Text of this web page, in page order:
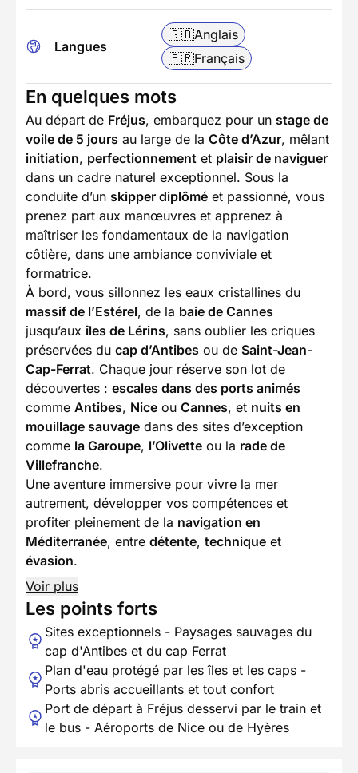
Langues
🇬🇧Anglais
🇫🇷Français
En quelques mots
Au départ de Fréjus, embarquez pour un stage de
voile de 5 jours au large de la Côte d’Azur, mêlant
initiation, perfectionnement et plaisir de naviguer
dans un cadre naturel exceptionnel. Sous la
conduite d’un skipper diplômé et passionné, vous
prenez part aux manœuvres et apprenez à
maîtriser les fondamentaux de la navigation
côtière, dans une ambiance conviviale et
formatrice.
À bord, vous sillonnez les eaux cristallines du
massif de l’Estérel, de la baie de Cannes
jusqu’auxîles de Lérins, sans oublier les criques
préservées du cap d’Antibes ou de Saint-Jean-
Cap-Ferrat. Chaque jour réserve son lot de
découvertes : escales dans des ports animés
comme Antibes, Nice ou Cannes, et nuits en
mouillage sauvage dans des sites d’exception
comme la Garoupe, l’Olivette ou la rade de
Villefranche.
Une aventure immersive pour vivre la mer
autrement, développer vos compétences et
profiter pleinement de la navigation en
Méditerranée, entre détente, technique et
évasion.
Voir plus
Les points forts
Sites exceptionnels - Paysages sauvages du
cap d'Antibes et du cap Ferrat
Plan d'eau protégé par les îles et les caps -
Ports abris accueillants et tout confort
Port de départ à Fréjus desservi par le train et
le bus - Aéroports de Nice ou de Hyères